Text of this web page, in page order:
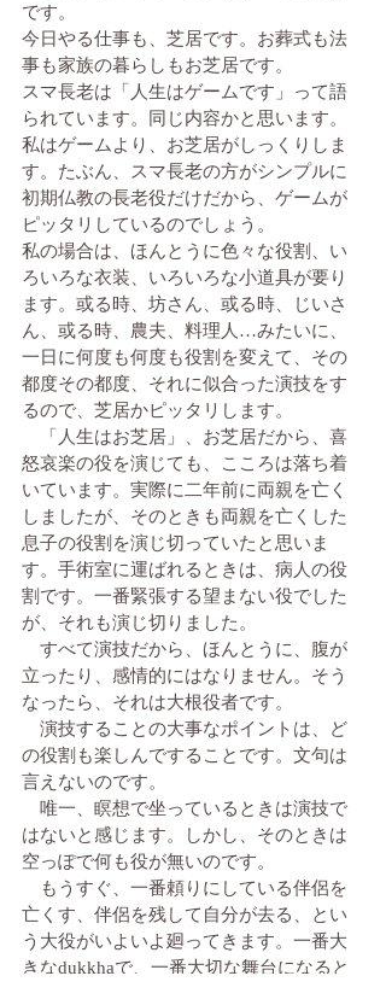
です。
今日やる仕事も、芝居です。お葬式も法
事も家族の暮らしもお芝居です。
スマ長老は「人生はゲームです」って語
られています。同じ内容かと思います。
私はゲームより、お芝居がしっくりしま
す。たぶん、スマ長老の方がシンプルに
初期仏教の長老役だけだから、ゲームが
ピッタリしているのでしょう。
私の場合は、ほんとうに色々な役割、い
ろいろな衣装、いろいろな小道具が要り
ます。或る時、坊さん、或る時、じいさ
ん、或る時、農夫、料理人…みたいに、
一日に何度も何度も役割を変えて、その
都度その都度、それに似合った演技をす
るので、芝居かピッタリします。
「人生はお芝居」、お芝居だから、喜
怒哀楽の役を演じても、こころは落ち着
いています。実際に二年前に両親を亡く
しましたが、そのときも両親を亡くした
息子の役割を演じ切っていたと思いま
す。手術室に運ばれるときは、病人の役
割です。一番緊張する望まない役でした
が、それも演じ切りました。
すべて演技だから、ほんとうに、腹が
立ったり、感情的にはなりません。そう
なったら、それは大根役者です。
演技することの大事なポイントは、ど
の役割も楽しんですることです。文句は
言えないのです。
唯一、瞑想で坐っているときは演技で
はないと感じます。しかし、そのときは
空っぽで何も役が無いのです。
もうすぐ、一番頼りにしている伴侶を
亡くす、伴侶を残して自分が去る、とい
う大役がいよいよ廻ってきます。一番大
きなdukkhaで、一番大切な舞台になると